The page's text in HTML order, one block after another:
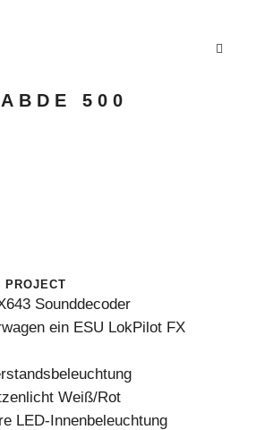
500
PROJECT
Sounddecoder
ein ESU LokPilot FX
Weiß/Rot
LED-Innenbeleuchtung